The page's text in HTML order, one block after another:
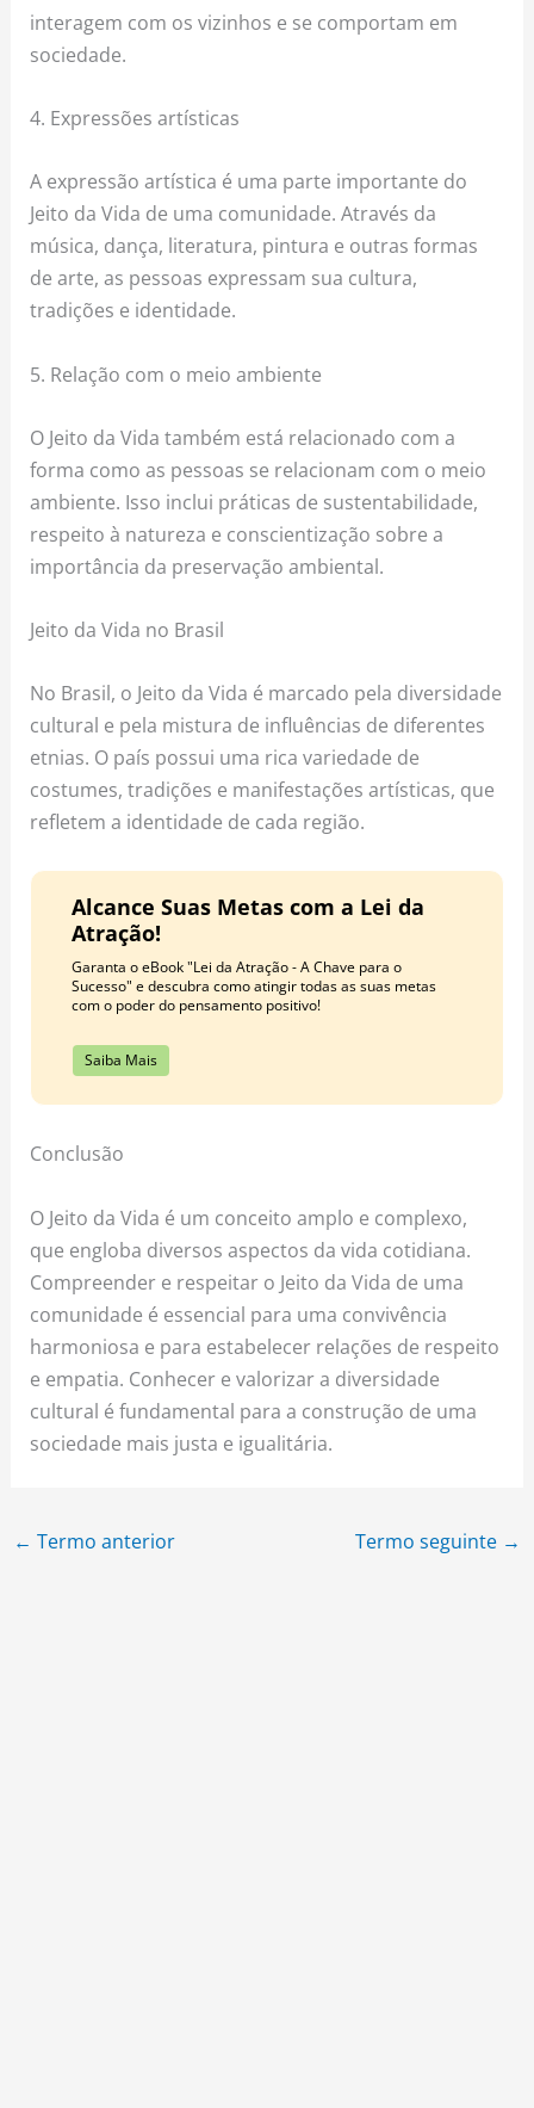
interagem com os vizinhos e se comportam em
sociedade.
4. Expressões artísticas
A expressão artística é uma parte importante do
Jeito da Vida de uma comunidade. Através da
música, dança, literatura, pintura e outras formas
de arte, as pessoas expressam sua cultura,
tradições e identidade.
5. Relação com o meio ambiente
O Jeito da Vida também está relacionado com a
forma como as pessoas se relacionam com o meio
ambiente. Isso inclui práticas de sustentabilidade,
respeito à natureza e conscientização sobre a
importância da preservação ambiental.
Jeito da Vida no Brasil
No Brasil, o Jeito da Vida é marcado pela diversidade
cultural e pela mistura de influências de diferentes
etnias. O país possui uma rica variedade de
costumes, tradições e manifestações artísticas, que
refletem a identidade de cada região.
Alcance Suas Metas com a Lei da
Atração!
Garanta o eBook "Lei da Atração - A Chave para o
Sucesso" e descubra como atingir todas as suas metas
com o poder do pensamento positivo!
Saiba Mais
Conclusão
O Jeito da Vida é um conceito amplo e complexo,
que engloba diversos aspectos da vida cotidiana.
Compreender e respeitar o Jeito da Vida de uma
comunidade é essencial para uma convivência
harmoniosa e para estabelecer relações de respeito
e empatia. Conhecer e valorizar a diversidade
cultural é fundamental para a construção de uma
sociedade mais justa e igualitária.
← Termo anterior Termo seguinte →